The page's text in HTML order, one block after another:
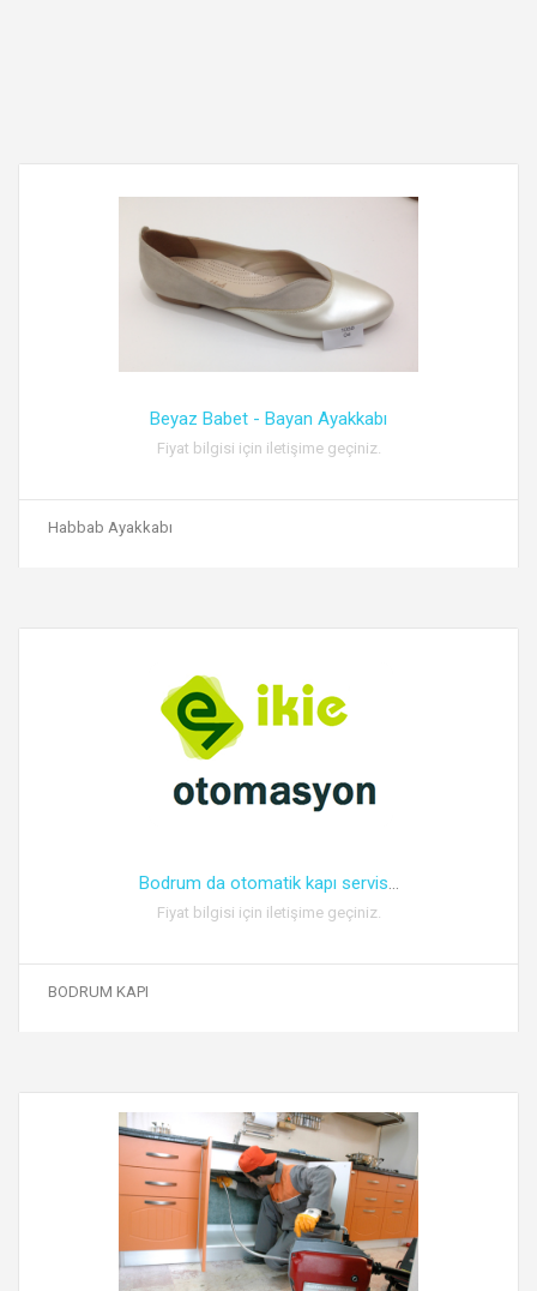
Beyaz Babet - Bayan Ayakkabı
Fiyat bilgisi için iletişime geçiniz.
Habbab Ayakkabı
Bodrum da otomatik kapı servis...
Fiyat bilgisi için iletişime geçiniz.
BODRUM KAPI